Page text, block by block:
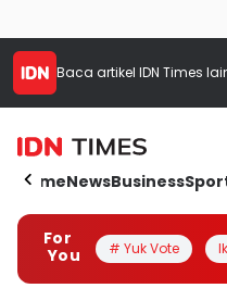
Baca artikel IDN Times
HomeNewsBusiness
For
You
# Yuk Vote